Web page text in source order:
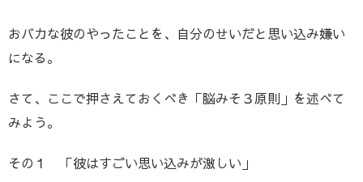
おバカな彼のやったことを、自分のせいだと思い込み嫌い
になる。
さて、ここで押さえておくべき「脳みそ３原則」を述べて
みよう。
その１ 「彼はすごい思い込みが激しい」